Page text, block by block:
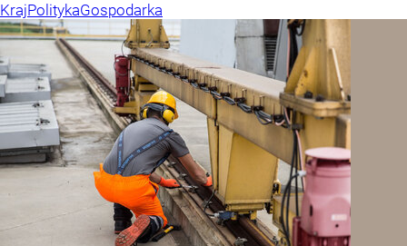
KrajPolitykaGospodarka